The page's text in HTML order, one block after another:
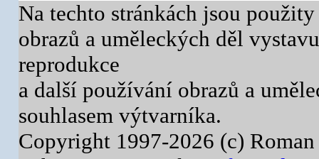
Na techto stránkách jsou
obrazů a uměleckých děl
reprodukce
a další používání obrazů a
souhlasem výtvarníka.
Copyright 1997-2026 (c)